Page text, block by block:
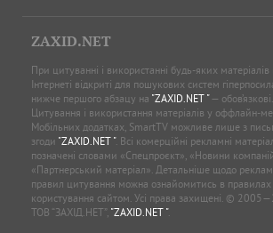
ZAXID.NET
При цитуванні і використанні будь-яких матеріалів
Інтернеті відкриті для пошукових систем
нижче першого абзацу на "ZAXID.NET "— обов’язкові.
Цитування і використання матеріалів у оффлайн-
Мобільних додатках, SmartTV можливе лише з
згоди "ZAXID.NET ". Всі комерційні рекламні
позначені словами «Спецпроєкт», «Новини
«Партнерський матеріал». Детальніше щодо
правил цитування можна ознайомитись в правилах
користування сайтом. Усі права захищені. ©
ТОВ “ЗАХІД.НЕТ”, "ZAXID.NET ".